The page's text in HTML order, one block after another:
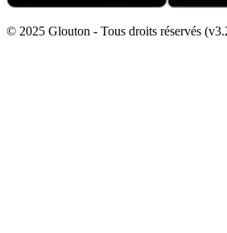
© 2025 Glouton - Tous droits réservés